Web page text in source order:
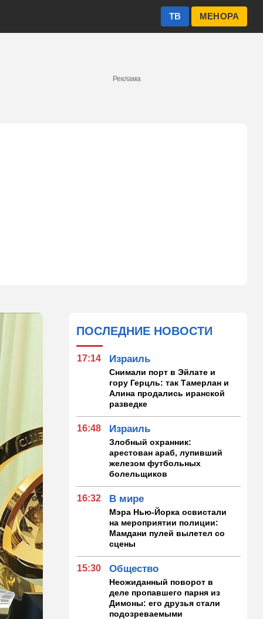
МЕНОРА
ТВ
Реклама
ПОСЛЕДНИЕ НОВОСТИ
17:14 Израиль
Снимали порт в Эйлате и
гору Герцль: так Тамерлан и
Алина продались иранской
разведке
16:48 Израиль
Злобный охранник:
арестован араб, лупивший
железом футбольных
болельщиков
16:32 В мире
Мэра Нью-Йорка освистали
на мероприятии полиции:
Мамдани пулей вылетел со
сцены
15:30 Общество
Неожиданный поворот в
деле пропавшего парня из
Димоны: его друзья стали
подозреваемыми